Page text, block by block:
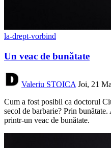
la-drept-vorbind
Un veac de bunătate
Valeriu STOICA Joi, 21
Cum a fost posibil ca doctorul
secol de barbarie? Prin
printr-un veac de bunătate.